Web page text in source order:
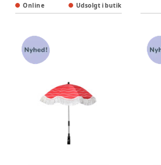
Online Udsolgt i butik